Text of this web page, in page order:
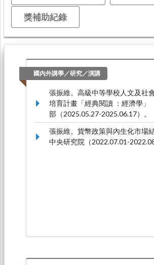
獎補助紀錄
國內外講學／研究／演講
張振維。高級中等學校人文及社
培育計畫「經典閱讀 ：經濟學」
部（2025.05.27-2025.06.17）。
張振維。貨幣政策與內生化市場
中央研究院（2022.07.01-